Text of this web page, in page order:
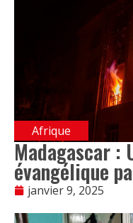
Afrique
Madagascar :
évangélique
janvier 9, 2025